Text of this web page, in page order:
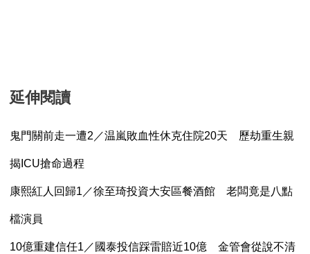
延伸閱讀
鬼門關前走一遭2／温嵐敗血性休克住院20天 歷劫重生親
揭ICU搶命過程
康熙紅人回歸1／徐至琦投資大安區餐酒館 老闆竟是八點
檔演員
10億重建信任1／國泰投信踩雷賠近10億 金管會從說不清